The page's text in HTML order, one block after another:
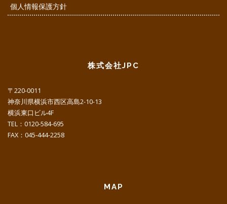
個人情報保護方針
株式会社JPC
〒220-0011
神奈川県横浜市西区高島2-10-13
横浜東口ビル4F
TEL：0120-584-695
FAX：045-444-2258
MAP